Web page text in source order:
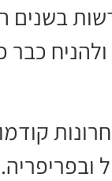
ולהניח
בנגב, בגליל